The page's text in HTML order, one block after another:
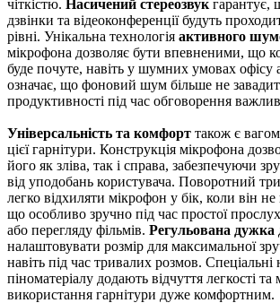
чіткістю. Насичений стереозвук гарантує,
дзвінки та відеоконференції будуть
рівні. Унікальна технологія активного
мікрофона дозволяє бути впевненими, що
буде почуте, навіть у шумних умовах офісу
означає, що фоновий шум більше не
продуктивності під час обговорення
Універсальність та комфорт також є
цієї гарнітури. Конструкція мікрофона
його як зліва, так і справа, забезпечуючи
від уподобань користувача. Поворотний
легко відхиляти мікрофон у бік, коли він не
що особливо зручно під час простої
або перегляду фільмів. Регульована дужка
налаштовувати розмір для максимальної
навіть під час тривалих розмов. Спеціальні
піноматеріалу додають відчуття легкості
використання гарнітури дуже комфортним.